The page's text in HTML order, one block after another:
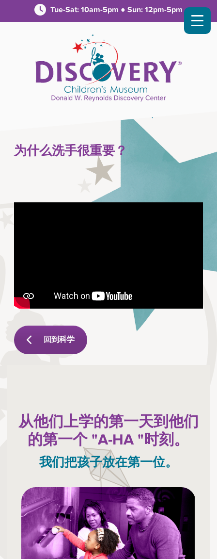
Tue-Sat: 10am-5pm ● Sun: 12pm-5pm
为什么洗手很重要？
回到科学
从他们上学的第一天到他们
的第一个 "A-HA "时刻。
我们把孩子放在第一位。